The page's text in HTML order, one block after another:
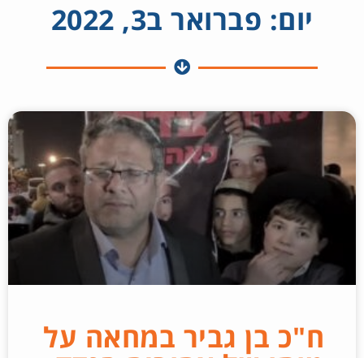
יום: פברואר ב3, 2022
ח"כ בן גביר במחאה על